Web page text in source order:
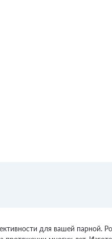
для вашей парной.